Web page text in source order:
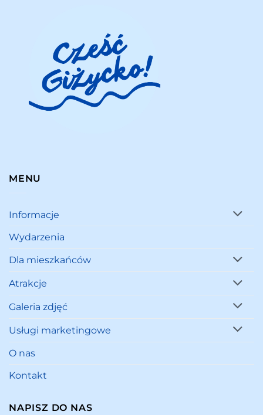
MENU
Informacje
Wydarzenia
Dla mieszkańców
Atrakcje
Galeria zdjęć
Usługi marketingowe
O nas
Kontakt
NAPISZ DO NAS